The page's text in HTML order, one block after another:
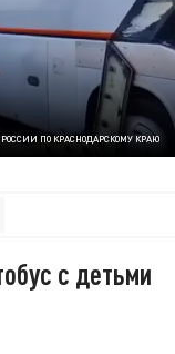
ПО КРАСНОДАРСКОМУ КРАЮ
с детьми